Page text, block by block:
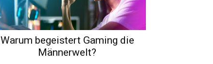
Warum begeistert Gaming die
Männerwelt?